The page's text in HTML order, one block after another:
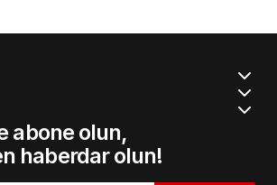
abone olun,
haberdar olun!